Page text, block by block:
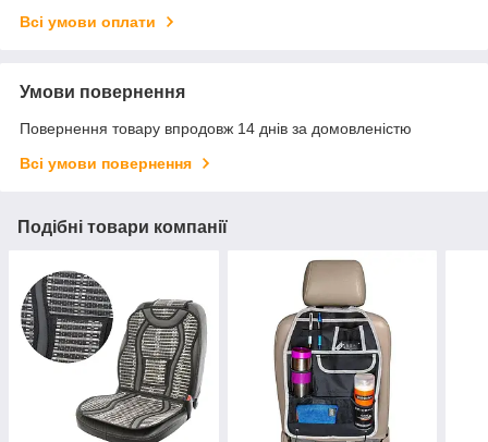
Всі умови оплати
Умови повернення
Повернення товару впродовж 14 днів за домовленістю
Всі умови повернення
Подібні товари компанії